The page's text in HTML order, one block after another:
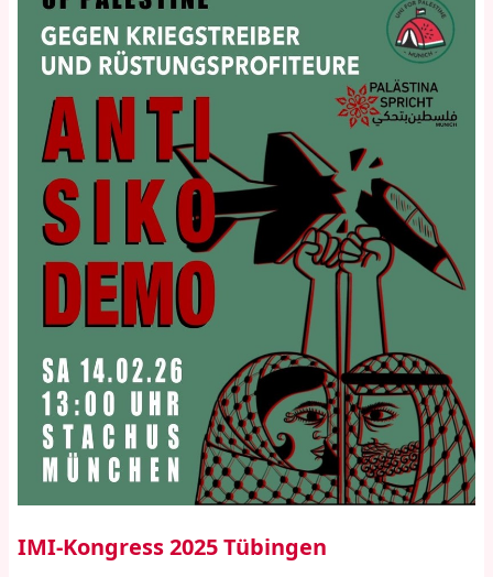
IMI-Kongress 2025 Tübingen